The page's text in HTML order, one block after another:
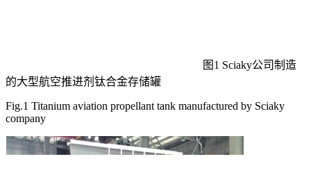
图1 Sciaky公司制造
的大型航空推进剂钛合金存储罐
Fig.1 Titanium aviation propellant tank manufactured by Sciaky
company